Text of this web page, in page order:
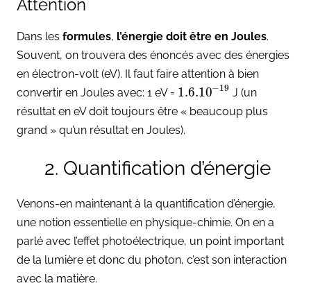
Attention
Dans les formules, l’énergie doit être en Joules.
Souvent, on trouvera des énoncés avec des énergies
en électron-volt (eV). Il faut faire attention à bien
convertir en Joules avec: 1 eV = 1.6.10−19 J (un
résultat en eV doit toujours être « beaucoup plus
grand » qu’un résultat en Joules).
2. Quantification d’énergie
Venons-en maintenant à la quantification d’énergie,
une notion essentielle en physique-chimie. On en a
parlé avec l’effet photoélectrique, un point important
de la lumière et donc du photon, c’est son interaction
avec la matière.